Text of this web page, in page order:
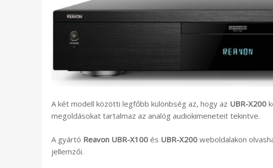
A két modell közötti legfőbb különbség az, hogy az UBR-X200
megoldásokat tartalmaz az analóg audiokimeneteit tekintve.
A gyártó Reavon UBR-X100 és UBR-X200 weboldalakon
jellemzői.